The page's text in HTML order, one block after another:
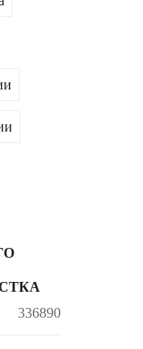
336890